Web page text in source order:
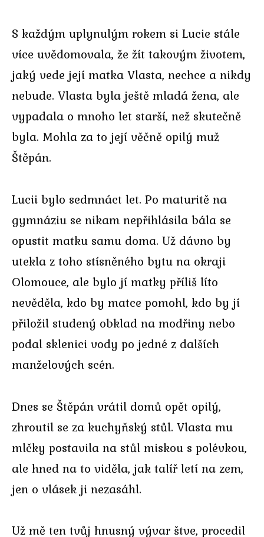
S každým uplynulým rokem si Lucie stále
více uvědomovala, že žít takovým životem,
jaký vede její matka Vlasta, nechce a nikdy
nebude. Vlasta byla ještě mladá žena, ale
vypadala o mnoho let starší, než skutečně
byla. Mohla za to její věčně opilý muž
Štěpán.
Lucii bylo sedmnáct let. Po maturitě na
gymnáziu se nikam nepřihlásila bála se
opustit matku samu doma. Už dávno by
utekla z toho stísněného bytu na okraji
Olomouce, ale bylo jí matky příliš líto
nevěděla, kdo by matce pomohl, kdo by jí
přiložil studený obklad na modřiny nebo
podal sklenici vody po jedné z dalších
manželových scén.
Dnes se Štěpán vrátil domů opět opilý,
zhroutil se za kuchyňský stůl. Vlasta mu
mlčky postavila na stůl miskou s polévkou,
ale hned na to viděla, jak talíř letí na zem,
jen o vlásek ji nezasáhl.
Už mě ten tvůj hnusný vývar štve, procedil